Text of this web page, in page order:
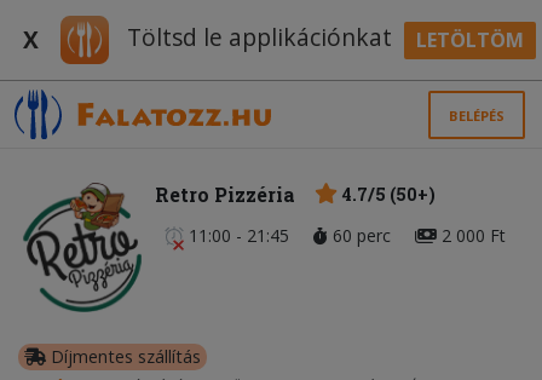
X Töltsd le applikációnkat LETÖLTÖM
BELÉPÉS
Retro Pizzéria
4.7/5 (50+)
11:00 - 21:45
60 perc 2 000 Ft
Díjmentes szállítás